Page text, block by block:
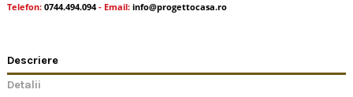
Telefon: 0744.494.094- Email: info@progettocasa.ro
Descriere
Detalii